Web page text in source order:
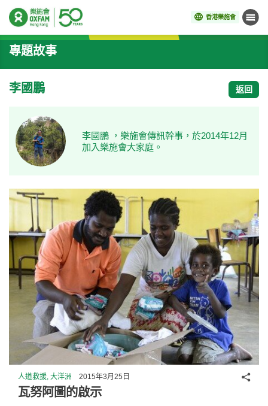
香港樂施會 目錄
開始主要內容
專題故事
李國鵬 返回
李國鵬 ，樂施會傳訊幹事，於2014年12月
加入樂施會大家庭。
人道救援, 大洋洲 2015年3月25日
瓦努阿圖的啟示
分享